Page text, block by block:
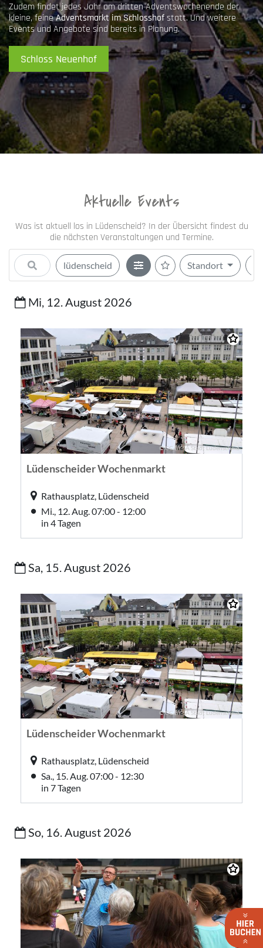
Zudem findet jedes Jahr am dritten Adventswochenende der
kleine, feineAdventsmarkt im Schlosshofstatt. Und weitere
Events und Angebote sind bereits in Planung.
Schloss Neuenhof
Aktuelle Events
Was ist aktuell los in Lüdenscheid? In der Übersicht findest du
die nächsten Veranstaltungen und Termine.